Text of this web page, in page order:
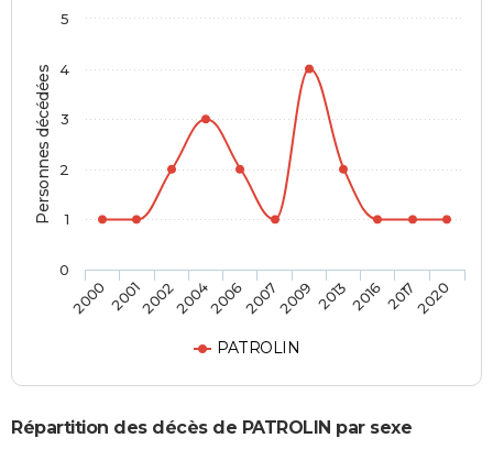
Personnes décédées
PATROLIN
2000 200120022004200620072009 2013201620172020
0
1
2
3
4
5
Répartition des décès de PATROLIN par sexe